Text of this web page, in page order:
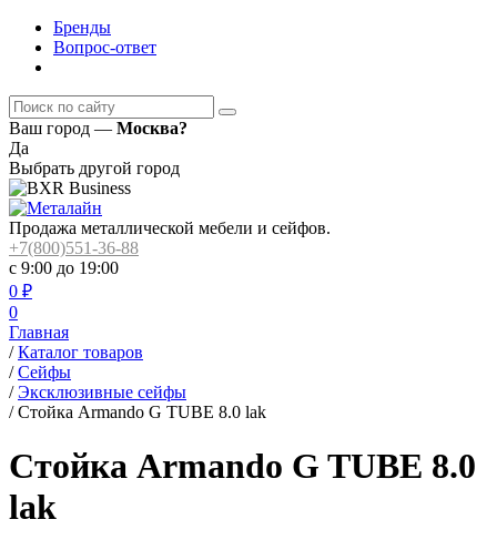
Бренды
Вопрос-ответ
Ваш город — Москва?
Да
Выбрать другой город
Продажа металлической мебели и сейфов.
+7(800)551-36-88
с 9:00 до 19:00
0 ₽
0
Главная
/ Каталог товаров
/ Сейфы
/ Эксклюзивные сейфы
/ Стойка Armando G TUBE 8.0 lak
Стойка Armando G TUBE 8.0
lak